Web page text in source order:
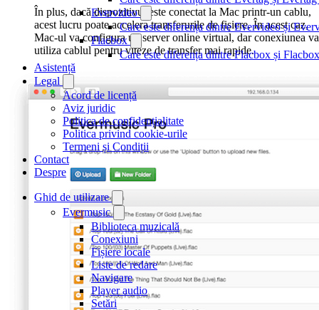
Evervideo
Care este diferența dintre Evervideo și
Flacbox
Care este diferența dintre Flacbox și
Asistență
Legal
Acord de licență
Aviz juridic
Politica de confidențialitate
Politica privind cookie-urile
Termeni și Condiții
Contact
Despre
Ghid de utilizare
Evermusic
Biblioteca muzicală
Conexiuni
Fișiere locale
Liste de redare
Navigare
Player audio
Setări
În plus, dacă dispozitivul este conectat la Mac printr-un cablu,
acest lucru poate accelera transferurile de fișiere. În acest caz,
Mac-ul va configura un server online virtual, dar conexiunea va
utiliza cablul pentru viteze de transfer mai rapide.